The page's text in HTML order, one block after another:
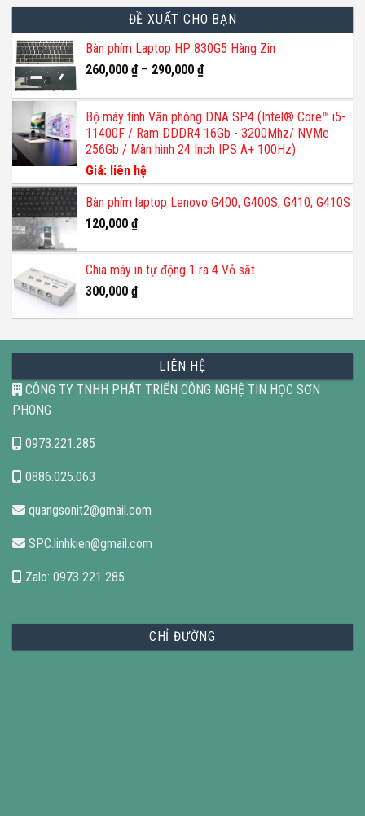
ĐỀ XUẤT CHO BẠN
Bàn phím Laptop HP 830G5 Hàng Zin
260,000 ₫– 290,000 ₫
Bộ máy tính Văn phòng DNA SP4 (Intel® Core™ i5-
11400F / Ram DDDR4 16Gb - 3200Mhz/ NVMe
256Gb / Màn hình 24 Inch IPS A+ 100Hz)
Giá: liên hệ
Bàn phím laptop Lenovo G400, G400S, G410, G410S
120,000 ₫
Chia máy in tự động 1 ra 4 Vỏ sắt
300,000 ₫
LIÊN HỆ
CÔNG TY TNHH PHÁT TRIỂN CÔNG NGHỆ TIN HỌC SƠN
PHONG
0973.221.285
0886.025.063
quangsonit2@gmail.com
SPC.linhkien@gmail.com
Zalo: 0973 221 285
CHỈ ĐƯỜNG